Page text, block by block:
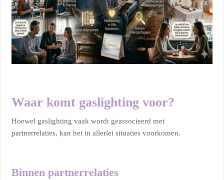
Waar komt gaslighting voor?
Hoewel gaslighting vaak wordt geassocieerd met
partnerrelaties, kan het in allerlei situaties voorkomen.
Binnen partnerrelaties